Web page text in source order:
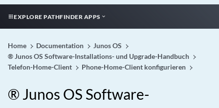
EXPLORE PATHFINDER APPS
Home Documentation
Junos OS
® Junos OS Software-Installations- und Upgrade-Handbuch
Telefon-Home-Client
Phone-Home-Client konfigurieren
® Junos OS Software-